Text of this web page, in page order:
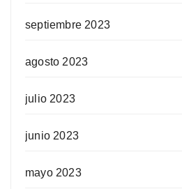
septiembre 2023
agosto 2023
julio 2023
junio 2023
mayo 2023